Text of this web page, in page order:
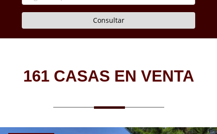
161 CASAS EN VENTA